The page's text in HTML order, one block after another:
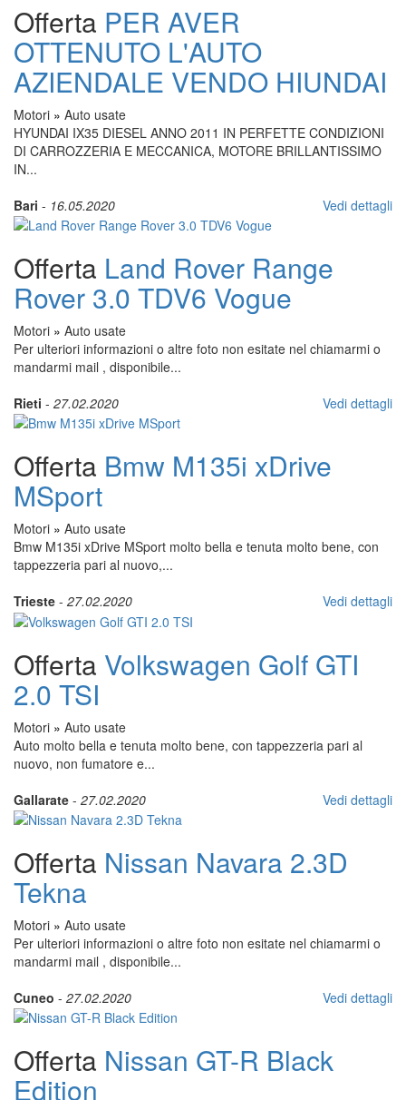
Offerta PER AVER
OTTENUTO L'AUTO
AZIENDALE VENDO HIUNDAI
Motori » Auto usate
HYUNDAI IX35 DIESEL ANNO 2011 IN PERFETTE CONDIZIONI
DI CARROZZERIA E MECCANICA, MOTORE BRILLANTISSIMO
IN...
Bari - 16.05.2020 Vedi dettagli
Offerta Land Rover Range
Rover 3.0 TDV6 Vogue
Motori » Auto usate
Per ulteriori informazioni o altre foto non esitate nel chiamarmi o
mandarmi mail , disponibile...
Rieti - 27.02.2020 Vedi dettagli
Offerta Bmw M135i xDrive
MSport
Motori » Auto usate
Bmw M135i xDrive MSport molto bella e tenuta molto bene, con
tappezzeria pari al nuovo,...
Trieste - 27.02.2020 Vedi dettagli
Offerta Volkswagen Golf GTI
2.0 TSI
Motori » Auto usate
Auto molto bella e tenuta molto bene, con tappezzeria pari al
nuovo, non fumatore e...
Gallarate - 27.02.2020 Vedi dettagli
Offerta Nissan Navara 2.3D
Tekna
Motori » Auto usate
Per ulteriori informazioni o altre foto non esitate nel chiamarmi o
mandarmi mail , disponibile...
Cuneo - 27.02.2020 Vedi dettagli
Offerta Nissan GT-R Black
Edition